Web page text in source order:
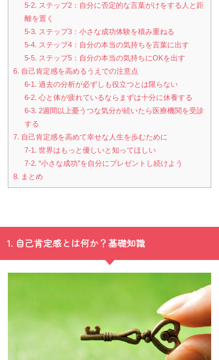
5-2. ステップ2：自分に否定的な言葉がけをする人と距
離を置く
5-3. ステップ3：小さな成功体験を積み重ねる
5-4. ステップ4：自分の本当の気持ちを言葉に出す
5-5. ステップ5：自分の本当の気持ちにOKを出す
6. 自己肯定感を高めるうえでの注意点
6-1. 過去の分析が必ずしも役立つとは限らない
6-2. 心と体が疲れているならまずは十分に休養する
6-3. 2週間以上憂うつな気分が続いたら医療機関を受診
する
7. 自己肯定感を高めて幸せな人生を歩むために
7-1. 世界はもっと優しいと知ってほしい
7-2. “小さな成功”を自分にプレゼントし続けよう
8. まとめ
1. 自己肯定感とは何か？基礎知識